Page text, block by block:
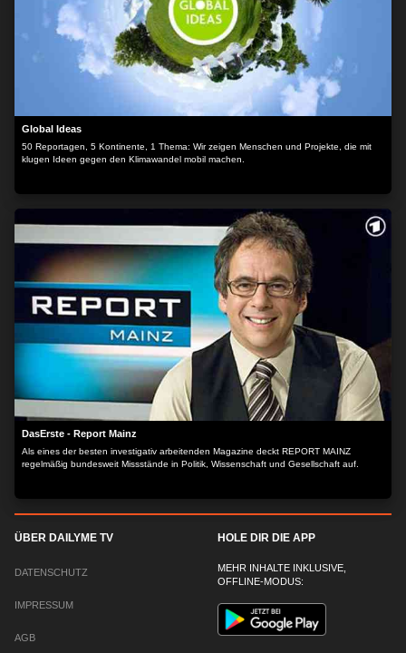
Global Ideas
50 Reportagen, 5 Kontinente, 1 Thema: Wir zeigen Menschen und Projekte, die mit
klugen Ideen gegen den Klimawandel mobil machen.
DasErste - Report Mainz
Als eines der besten investigativ arbeitenden Magazine deckt REPORT MAINZ
regelmäßig bundesweit Missstände in Politik, Wissenschaft und Gesellschaft auf.
ÜBER DAILYME TV
DATENSCHUTZ
IMPRESSUM
AGB
HOLE DIR DIE APP
MEHR INHALTE INKLUSIVE,
OFFLINE-MODUS: